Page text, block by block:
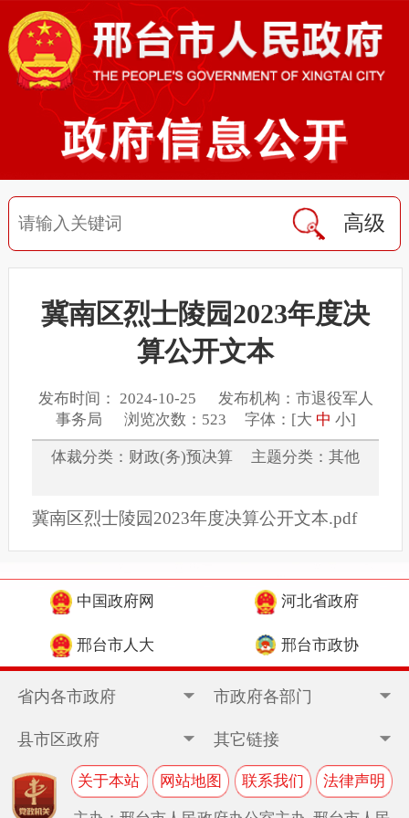
高级
冀南区烈士陵园2023年度决
算公开文本
发布时间： 2024-10-25 发布机构：市退役军人
事务局 浏览次数：523 字体：[大 中 小]
体裁分类：财政(务)预决算 主题分类：其他
冀南区烈士陵园2023年度决算公开文本.pdf
中国政府网 河北省政府
邢台市人大 邢台市政协
省内各市政府 市政府各部门
县市区政府 其它链接
关于本站 网站地图 联系我们 法律声明